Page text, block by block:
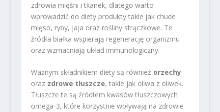
zdrowia mięśni i tkanek, dlatego warto
wprowadzić do diety produkty takie jak chude
mięso, ryby, jaja oraz rośliny strączkowe. Te
źródła białka wspierają regenerację organizmu
oraz wzmacniają układ immunologiczny.
Ważnym składnikiem diety są również orzechy
oraz zdrowe tłuszcze, takie jak oliwa z oliwek.
Tłuszcze te są źródłem kwasów tłuszczowych
omega-3, które korzystnie wpływają na zdrowie